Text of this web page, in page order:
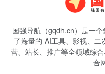
国强导航（gqdh.cn）是一
了海量的 AI工具、影视、
营、站长、推广等全领域综
合